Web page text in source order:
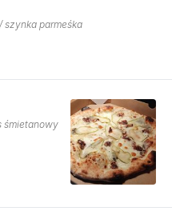
szynka parmeśka
śmietanowy